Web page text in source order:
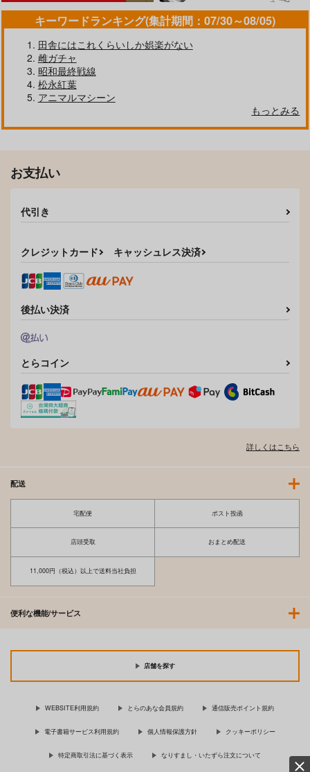
キーワードランキング(集計期間：07/30～08/05)
田舎にはこれくらいしか娯楽がない
雌ガチャ
昭和最終戦線
松永紅葉
アニマルマシーン
もっとみる
お支払い
代引き
クレジットカード キャッシュレス決済
後払い決済
とらコイン
詳しくはこちら
配送
宅配便 ポスト投函
店頭受取 おまとめ配送
11,000円（税込）以上で送料当社負担
便利な機能/サービス
店舗を探す
WEBSITE利用規約 とらのあな会員規約 通信販売ポイント規約
電子書籍サービス利用規約 個人情報保護方針 クッキーポリシー
特定商取引法に基づく表示 なりすまし・いたずら注文について